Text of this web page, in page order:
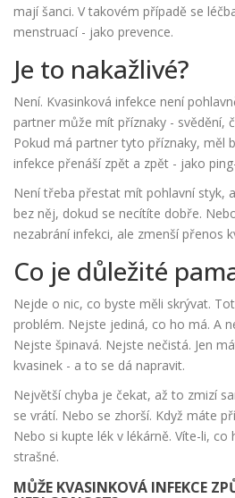
mají šanci. V takovém případě se
menstruací - jako prevence.
Je to nakažlivé?
Není. Kvasinková infekce není
partner může mít příznaky - svědění,
Pokud má partner tyto příznaky, měl
infekce přenáší zpět a zpět - jako
Není třeba přestat mít pohlavní styk,
bez něj, dokud se necítíte dobře.
nezabrání infekci, ale zmenší přenos
Co je důležité
Nejde o nic, co byste měli skrývat.
problém. Nejste jediná, co ho má. A
Nejste špinavá. Nejste nečistá. Jen
kvasinek - a to se dá napravit.
Největší chyba je čekat, až to zmizí
se vrátí. Nebo se zhorší. Když máte
Nebo si kupte lék v lékárně. Víte-li,
strašné.
MŮŽE KVASINKOVÁ INFEKCE